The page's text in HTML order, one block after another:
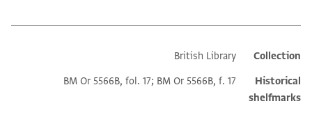
Additional metadata
Collection
British Library
Historical
shelfmarks
BM Or 5566B, fol. 17; BM Or 5566B, f. 17